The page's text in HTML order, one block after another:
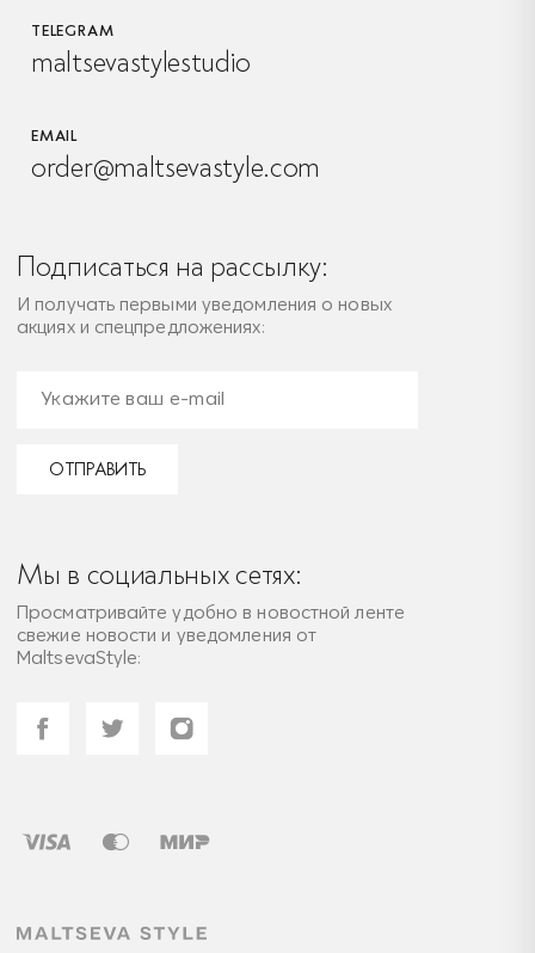
TELEGRAM
maltsevastylestudio
EMAIL
order@maltsevastyle.com
Подписаться на рассылку:
И получать первыми уведомления о новых
акциях и спецпредложениях:
ОТПРАВИТЬ
Мы в социальных сетях:
Просматривайте удобно в новостной ленте
свежие новости и уведомления от
MaltsevaStyle: